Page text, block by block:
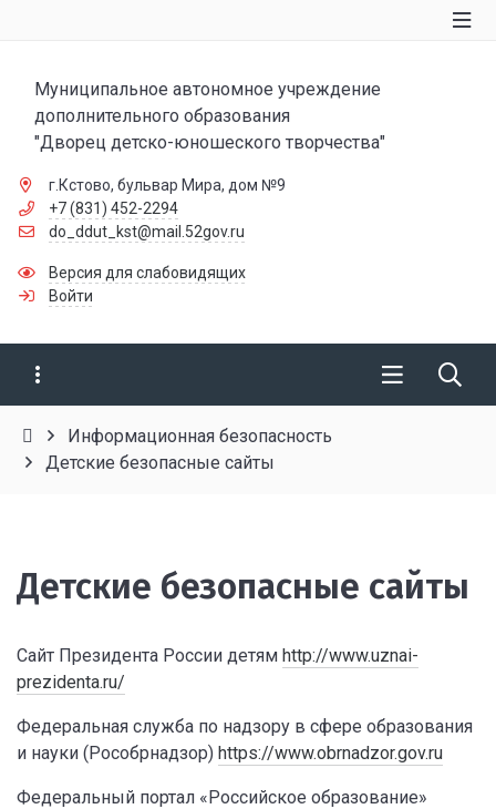
Муниципальное автономное учреждение
дополнительного образования
"Дворец детско-юношеского творчества"
г.Кстово, бульвар Мира, дом №9
+7 (831) 452-2294
do_ddut_kst@mail.52gov.ru
Версия для слабовидящих
Войти
Информационная безопасность
Детские безопасные сайты
Детские безопасные сайты
Сайт Президента России детям http://www.uznai-
prezidenta.ru/
Федеральная служба по надзору в сфере образования
и науки (Рособрнадзор) https://www.obrnadzor.gov.ru
Федеральный портал «Российское образование»